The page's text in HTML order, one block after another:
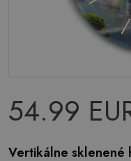
54.99
Vertikálne sklenené